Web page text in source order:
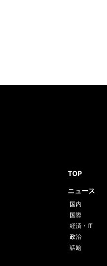
TOP
ニュース
国内
国際
経済・IT
政治
話題